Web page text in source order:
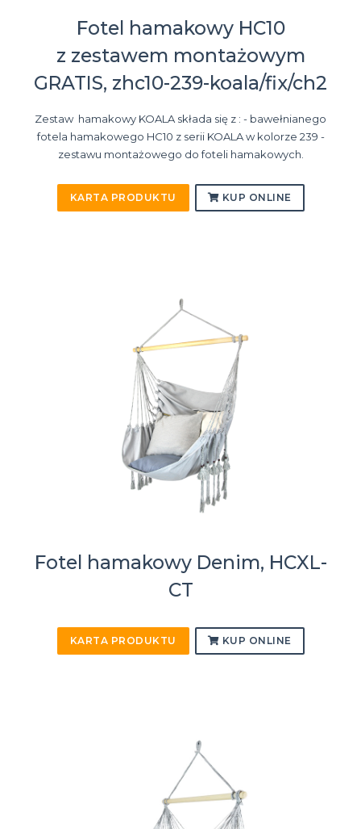
Fotel hamakowy HC10
z zestawem montażowym
GRATIS, zhc10-239-koala/fix/ch2
Zestaw hamakowy KOALA składa się z : - bawełnianego
fotela hamakowego HC10 z serii KOALA w kolorze 239 -
zestawu montażowego do foteli hamakowych.
KARTA PRODUKTU KUP ONLINE
Fotel hamakowy Denim, HCXL-
CT
KARTA PRODUKTU KUP ONLINE